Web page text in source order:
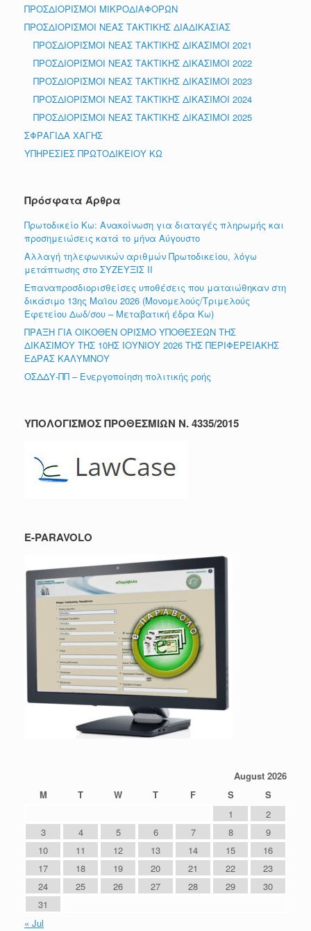
ΠΡΟΣΔΙΟΡΙΣΜΟΙ ΜΙΚΡΟΔΙΑΦΟΡΩΝ
ΠΡΟΣΔΙΟΡΙΣΜΟΙ ΝΕΑΣ ΤΑΚΤΙΚΗΣ ΔΙΑΔΙΚΑΣΙΑΣ
ΠΡΟΣΔΙΟΡΙΣΜΟΙ ΝΕΑΣ ΤΑΚΤΙΚΗΣ ΔΙΚΑΣΙΜΟΙ 2021
ΠΡΟΣΔΙΟΡΙΣΜΟΙ ΝΕΑΣ ΤΑΚΤΙΚΗΣ ΔΙΚΑΣΙΜΟΙ 2022
ΠΡΟΣΔΙΟΡΙΣΜΟΙ ΝΕΑΣ ΤΑΚΤΙΚΗΣ ΔΙΚΑΣΙΜΟΙ 2023
ΠΡΟΣΔΙΟΡΙΣΜΟΙ ΝΕΑΣ ΤΑΚΤΙΚΗΣ ΔΙΚΑΣΙΜΟΙ 2024
ΠΡΟΣΔΙΟΡΙΣΜΟΙ ΝΕΑΣ ΤΑΚΤΙΚΗΣ ΔΙΚΑΣΙΜΟΙ 2025
ΣΦΡΑΓΙΔΑ ΧΑΓΗΣ
ΥΠΗΡΕΣΙΕΣ ΠΡΩΤΟΔΙΚΕΙΟΥ ΚΩ
Πρόσφατα Άρθρα
Πρωτοδικείο Κω: Ανακοίνωση για διαταγές πληρωμής και
προσημειώσεις κατά το μήνα Αύγουστο
Αλλαγή τηλεφωνικών αριθμών Πρωτοδικείου, λόγω
μετάπτωσης στο ΣΥΖΕΥΞΙΣ ΙΙ
Επαναπροσδιορισθείσες υποθέσεις που ματαιώθηκαν στη
δικάσιμο 13ης Μαϊου 2026 (Μονομελούς/Τριμελούς
Εφετείου Δωδ/σου – Μεταβατική έδρα Κω)
ΠΡΑΞΗ ΓΙΑ ΟΙΚΟΘΕΝ ΟΡΙΣΜΟ ΥΠΟΘΕΣΕΩΝ ΤΗΣ
ΔΙΚΑΣΙΜΟΥ ΤΗΣ 10ΗΣ ΙΟΥΝΙΟΥ 2026 ΤΗΣ ΠΕΡΙΦΕΡΕΙΑΚΗΣ
ΕΔΡΑΣ ΚΑΛΥΜΝΟΥ
ΟΣΔΔΥ-ΠΠ – Ενεργοποίηση πολιτικής ροής
ΥΠΟΛΟΓΙΣΜΟΣ ΠΡΟΘΕΣΜΙΩΝ Ν. 4335/2015
E-PARAVOLO
August 2026
M
T W T F S
S
1
2
3
4 5 6 7 8
9
10
11 12 13 14 15
16
17
18 19 20 21 22
23
24
25 26 27 28 29
30
31
« Jul